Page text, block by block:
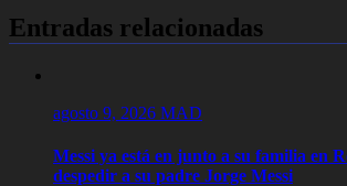
Entradas relacionadas
agosto 9, 2026 MAD
Messi ya está en junto a su familia en
despedir a su padre Jorge Messi